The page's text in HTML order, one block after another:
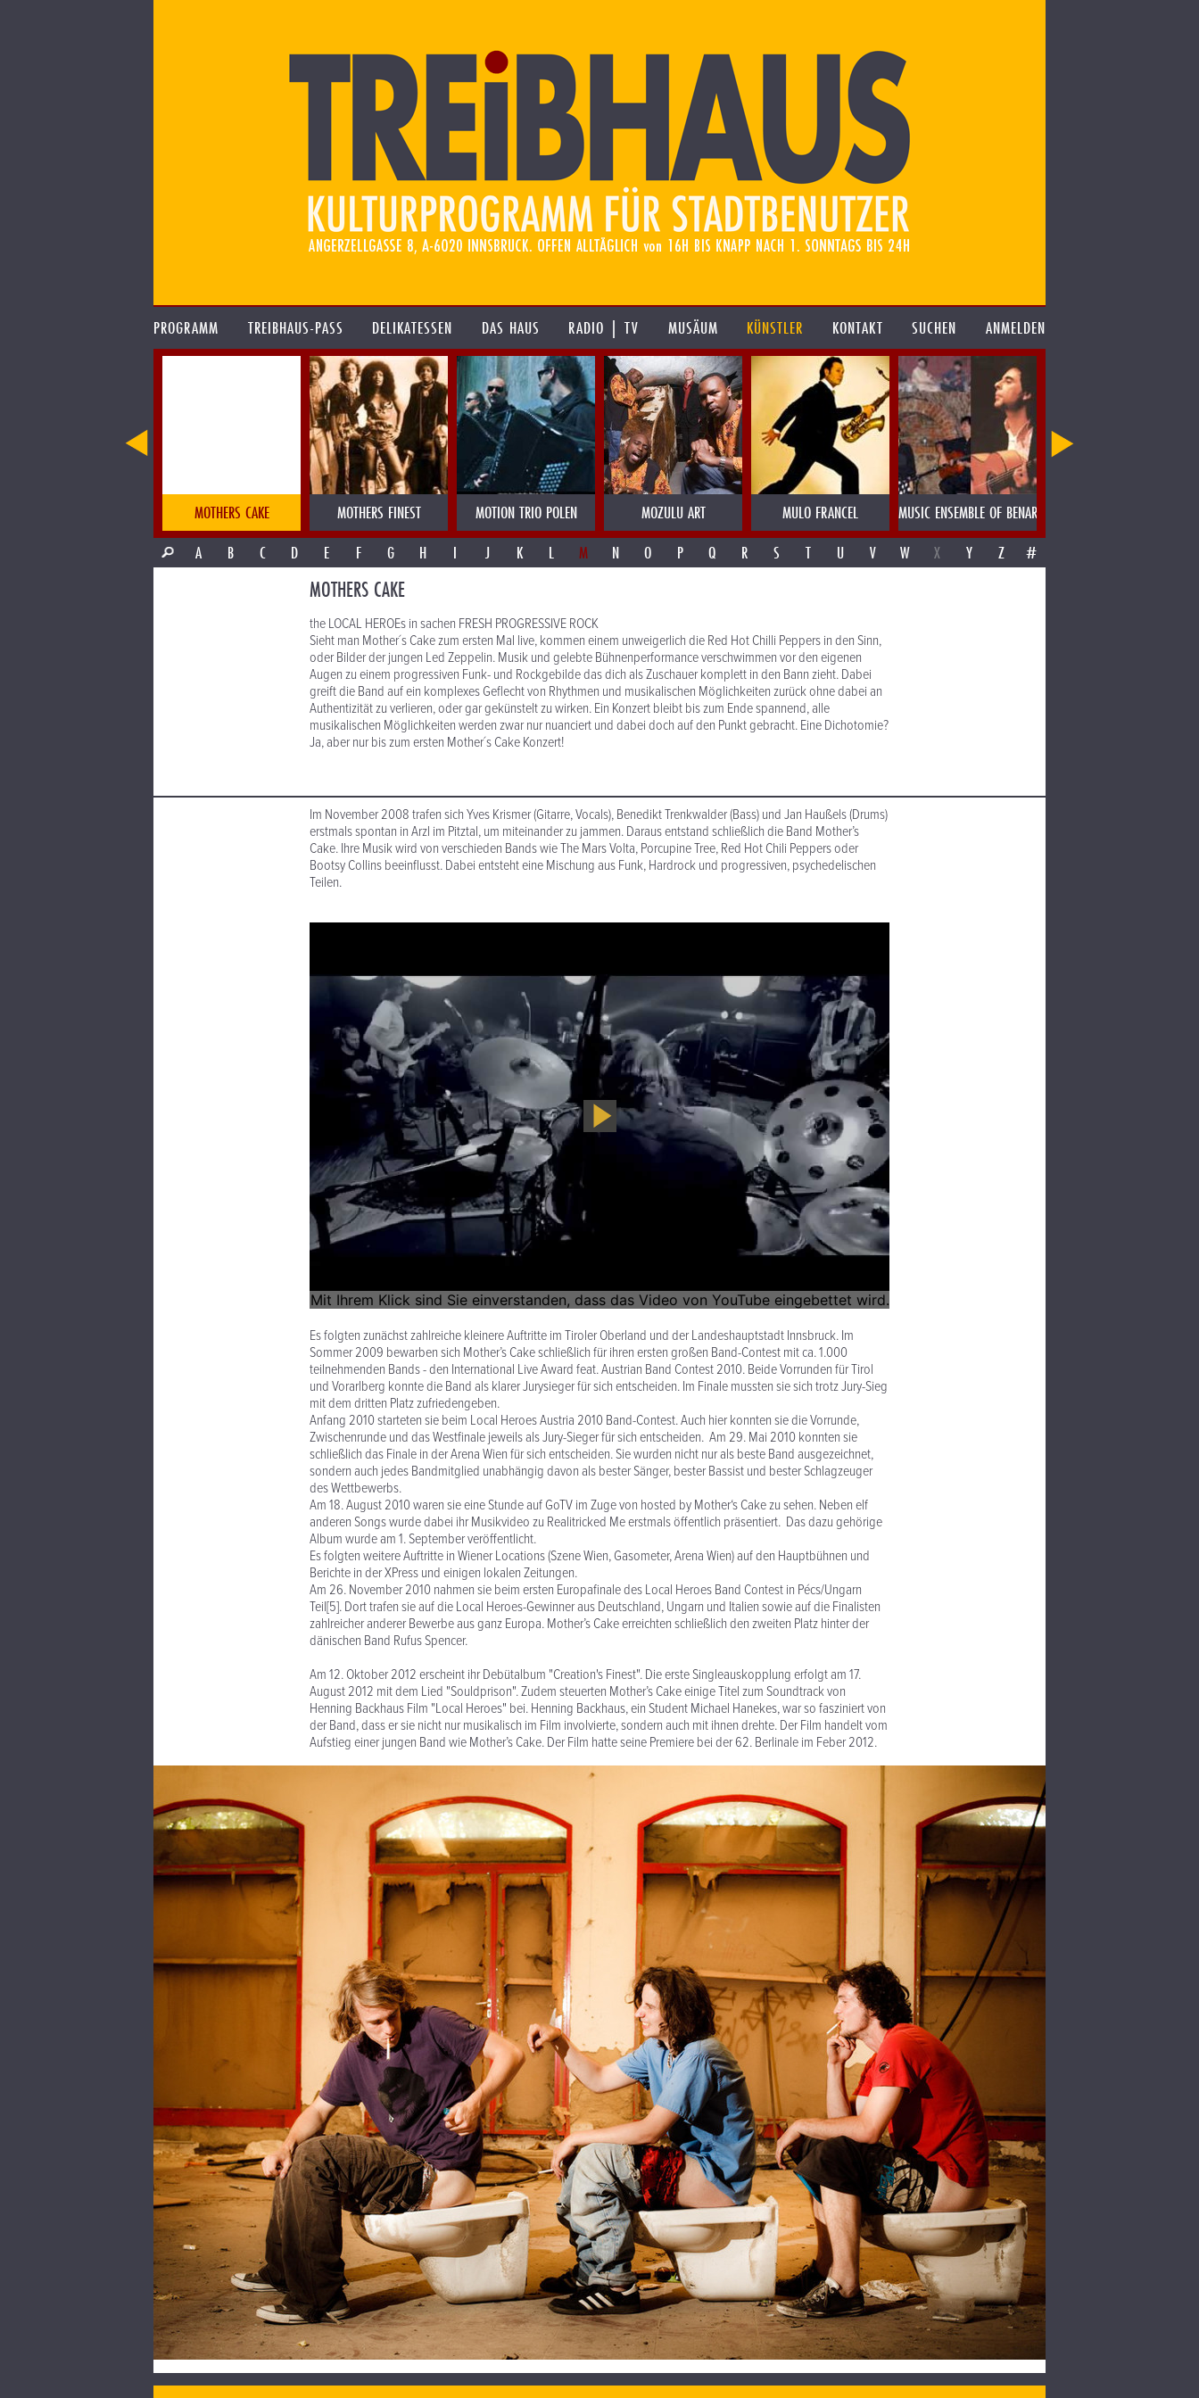
PROGRAMM TREIBHAUS-PASS DELIKATESSEN DAS HAUS RADIO | TV MUSÄUM KÜNSTLER KONTAKT SUCHEN ANMELDEN
MOTHERS CAKE MOTHERS FINEST MOTION TRIO POLEN MOZULU ART MULO FRANCEL MUSIC ENSEMBLE OF BENARES
A
B C D E F G H I J K L M N O P Q R S T U V W X Y Z #
MOTHERS CAKE
the LOCAL HEROEs in sachen FRESH PROGRESSIVE ROCK
Sieht man Mother´s Cake zum ersten Mal live, kommen einem unweigerlich die Red Hot Chilli Peppers in den Sinn,
oder Bilder der jungen Led Zeppelin. Musik und gelebte Bühnenperformance verschwimmen vor den eigenen
Augen zu einem progressiven Funk- und Rockgebilde das dich als Zuschauer komplett in den Bann zieht. Dabei
greift die Band auf ein komplexes Geflecht von Rhythmen und musikalischen Möglichkeiten zurück ohne dabei an
Authentizität zu verlieren, oder gar gekünstelt zu wirken. Ein Konzert bleibt bis zum Ende spannend, alle
musikalischen Möglichkeiten werden zwar nur nuanciert und dabei doch auf den Punkt gebracht. Eine Dichotomie?
Ja, aber nur bis zum ersten Mother´s Cake Konzert!
Im November 2008 trafen sich Yves Krismer (Gitarre, Vocals), Benedikt Trenkwalder (Bass) und Jan Haußels (Drums)
erstmals spontan in Arzl im Pitztal, um miteinander zu jammen. Daraus entstand schließlich die Band Mother’s
Cake. Ihre Musik wird von verschieden Bands wie The Mars Volta, Porcupine Tree, Red Hot Chili Peppers oder
Bootsy Collins beeinflusst. Dabei entsteht eine Mischung aus Funk, Hardrock und progressiven, psychedelischen
Teilen.
Es folgten zunächst zahlreiche kleinere Auftritte im Tiroler Oberland und der Landeshauptstadt Innsbruck. Im
Sommer 2009 bewarben sich Mother’s Cake schließlich für ihren ersten großen Band-Contest mit ca. 1.000
teilnehmenden Bands - den International Live Award feat. Austrian Band Contest 2010. Beide Vorrunden für Tirol
und Vorarlberg konnte die Band als klarer Jurysieger für sich entscheiden. Im Finale mussten sie sich trotz Jury-Sieg
mit dem dritten Platz zufriedengeben.
Anfang 2010 starteten sie beim Local Heroes Austria 2010 Band-Contest. Auch hier konnten sie die Vorrunde,
Zwischenrunde und das Westfinale jeweils als Jury-Sieger für sich entscheiden. Am 29. Mai 2010 konnten sie
schließlich das Finale in der Arena Wien für sich entscheiden. Sie wurden nicht nur als beste Band ausgezeichnet,
sondern auch jedes Bandmitglied unabhängig davon als bester Sänger, bester Bassist und bester Schlagzeuger
des Wettbewerbs.
Am 18. August 2010 waren sie eine Stunde auf GoTV im Zuge von hosted by Mother‘s Cake zu sehen. Neben elf
anderen Songs wurde dabei ihr Musikvideo zu Realitricked Me erstmals öffentlich präsentiert. Das dazu gehörige
Album wurde am 1. September veröffentlicht.
Es folgten weitere Auftritte in Wiener Locations (Szene Wien, Gasometer, Arena Wien) auf den Hauptbühnen und
Berichte in der XPress und einigen lokalen Zeitungen.
Am 26. November 2010 nahmen sie beim ersten Europafinale des Local Heroes Band Contest in Pécs/Ungarn
Teil[5]. Dort trafen sie auf die Local Heroes-Gewinner aus Deutschland, Ungarn und Italien sowie auf die Finalisten
zahlreicher anderer Bewerbe aus ganz Europa. Mother’s Cake erreichten schließlich den zweiten Platz hinter der
dänischen Band Rufus Spencer.
Am 12. Oktober 2012 erscheint ihr Debütalbum "Creation's Finest". Die erste Singleauskopplung erfolgt am 17.
August 2012 mit dem Lied "Souldprison". Zudem steuerten Mother’s Cake einige Titel zum Soundtrack von
Henning Backhaus Film "Local Heroes" bei. Henning Backhaus, ein Student Michael Hanekes, war so fasziniert von
der Band, dass er sie nicht nur musikalisch im Film involvierte, sondern auch mit ihnen drehte. Der Film handelt vom
Aufstieg einer jungen Band wie Mother’s Cake. Der Film hatte seine Premiere bei der 62. Berlinale im Feber 2012.